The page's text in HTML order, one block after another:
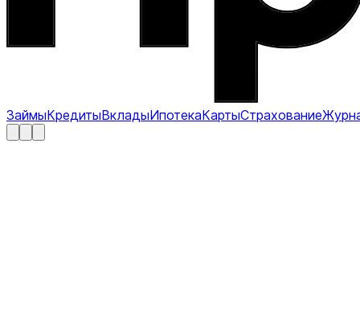
ЗаймыКредитыВкладыИпотекаКартыСтрахование